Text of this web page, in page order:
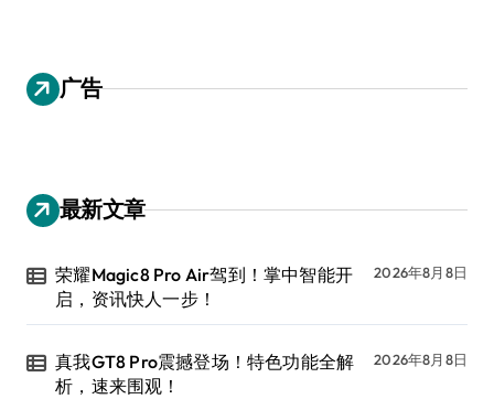
广告
最新文章
荣耀Magic8 Pro Air驾到！掌中智能开
启，资讯快人一步！
2026年8月8日
真我GT8 Pro震撼登场！特色功能全解
析，速来围观！
2026年8月8日